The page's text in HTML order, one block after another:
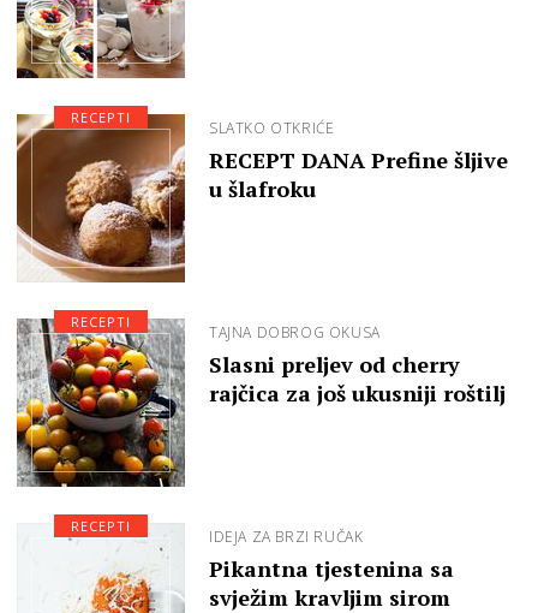
SLATKO OTKRIĆE
RECEPT DANA Prefine šljive
u šlafroku
RECEPTI
TAJNA DOBROG OKUSA
Slasni preljev od cherry
rajčica za još ukusniji roštilj
RECEPTI
IDEJA ZA BRZI RUČAK
Pikantna tjestenina sa
svježim kravljim sirom
RECEPTI